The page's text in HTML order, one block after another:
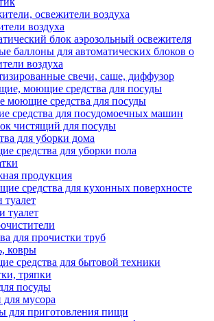
освежители воздуха
воздуха
блок аэрозольный освежителя
баллоны для автоматических блоков о
воздуха
свечи, саше, диффузор
моющие средства для посуды
моющие средства для посуды
средства для посудомоечных машин
чистящий для посуды
для уборки дома
средства для уборки пола
продукция
средства для кухонных поверхносте
туалет
туалет
для прочистки труб
ковры
средства для бытовой техники
тряпки
посуды
мусора
для приготовления пищи